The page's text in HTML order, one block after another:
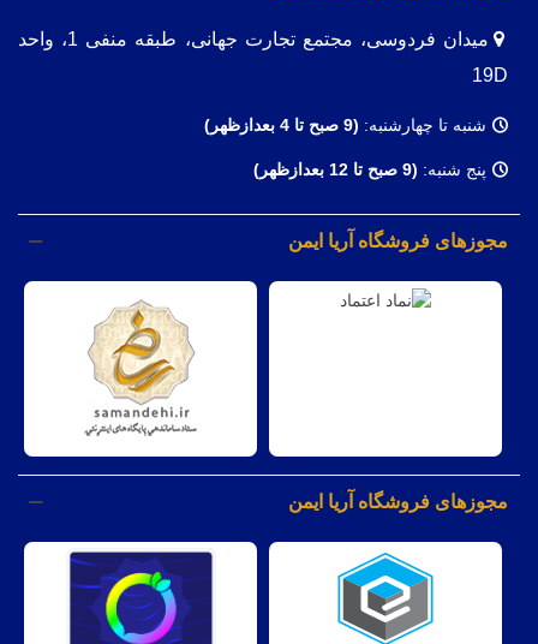
میدان فردوسی، مجتمع تجارت جهانی، طبقه منفی 1، واحد
19D
شنبه تا چهارشنبه: (9 صبح تا 4 بعدازظهر)
پنج شنبه: (9 صبح تا 12 بعدازظهر)
مجوزهای فروشگاه آریا ایمن
مجوزهای فروشگاه آریا ایمن